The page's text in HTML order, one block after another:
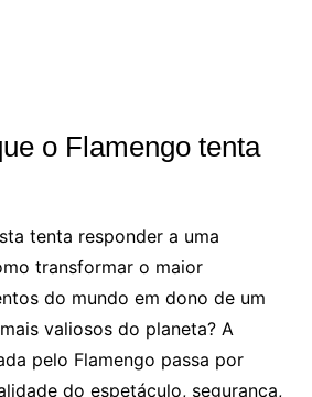
o Flamengo tenta
tenta responder a uma
transformar o maior
do mundo em dono de um
valiosos do planeta? A
pelo Flamengo passa por
do espetáculo, segurança,